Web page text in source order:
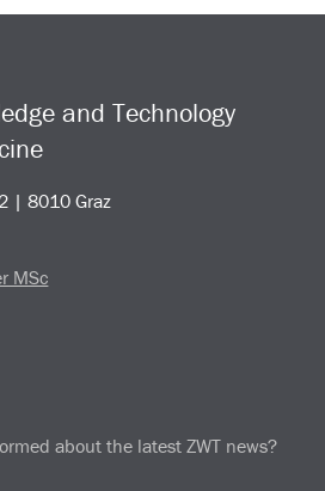
and Technology
| 8010 Graz
MSc
about the latest ZWT news?